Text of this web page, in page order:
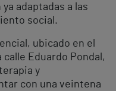
adaptadas a las
social.
ubicado en el
Eduardo Pondal,
y
con una veintena